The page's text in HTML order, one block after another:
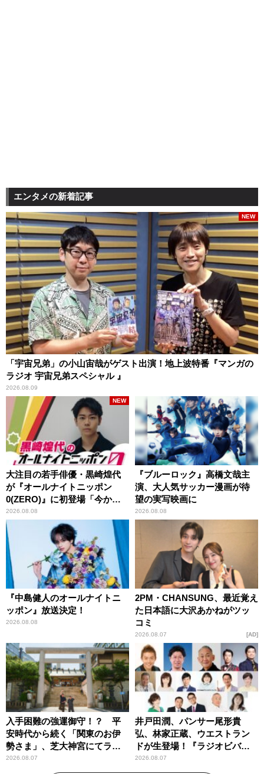
エンタメの新着記事
「宇宙兄弟」の小山宙哉がゲスト出演！地上波特番『マンガの
ラジオ 宇宙兄弟スペシャル 』
2026.08.09
NEW
大注目の若手俳優・黒崎煌代
が『オールナイトニッポン
0(ZERO)』に初登場「今から
とてもワクワクしておりま
す！」
2026.08.08
NEW
『ブルーロック』高橋文哉主
演、大人気サッカー漫画が待
望の実写映画に
2026.08.08
『中島健人のオールナイトニ
ッポン』放送決定！
2026.08.08
2PM・CHANSUNG、最近覚え
た日本語に大沢あかねがツッ
コミ
2026.08.07 AD
入手困難の強運御守！？ 平
安時代から続く「関東のお伊
勢さま」、芝大神宮にてラン
パンプスが合格祈願！
2026.08.07
井戸田潤、パンサー尾形貴
弘、林家正蔵、ウエストラン
ドが生登場！『ラジオビバリ
ー昼ズ』
2026.08.07